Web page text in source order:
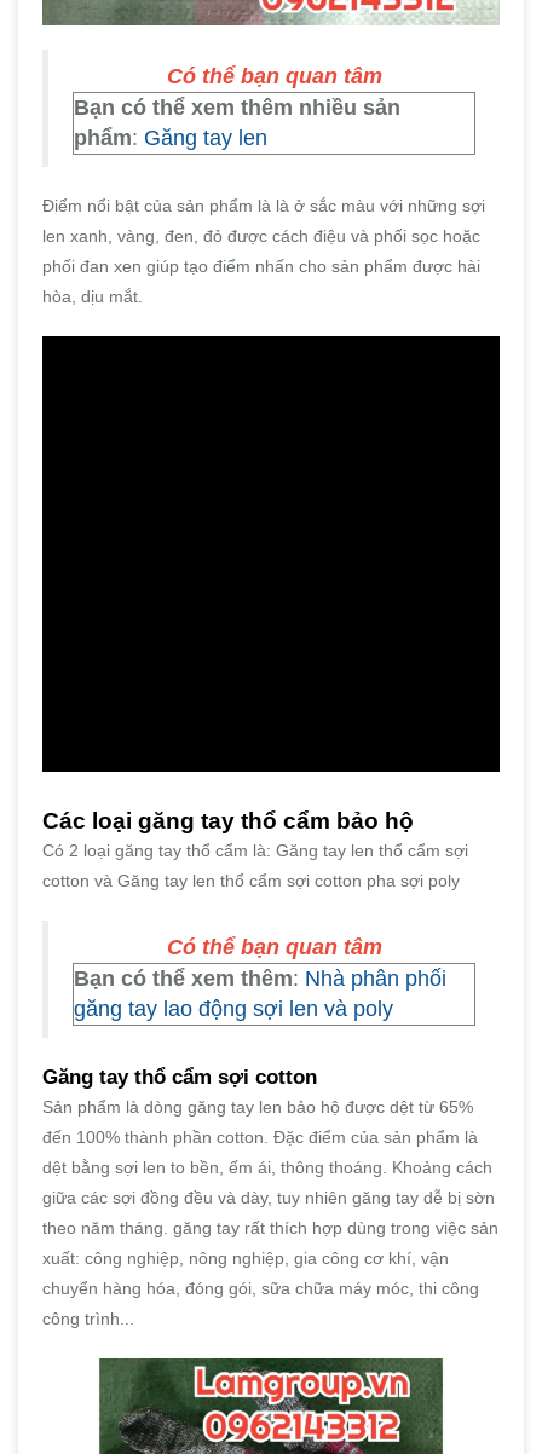
Có thể bạn quan tâm
Bạn có thể xem thêm nhiều sản
phẩm: Găng tay len
Điểm nổi bật của sản phẩm là là ở sắc màu với những sợi
len xanh, vàng, đen, đỏ được cách điệu và phối sọc hoặc
phối đan xen giúp tạo điểm nhấn cho sản phẩm được hài
hòa, dịu mắt.
Các loại găng tay thổ cẩm bảo hộ
Có 2 loại găng tay thổ cẩm là: Găng tay len thổ cẩm sợi
cotton và Găng tay len thổ cẩm sợi cotton pha sợi poly
Có thể bạn quan tâm
Bạn có thể xem thêm: Nhà phân phối
găng tay lao động sợi len và poly
Găng tay thổ cẩm sợi cotton
Sản phẩm là dòng găng tay len bảo hộ được dệt từ 65%
đến 100% thành phần cotton. Đặc điểm của sản phẩm là
dệt bằng sợi len to bền, ếm ái, thông thoáng. Khoảng cách
giữa các sợi đồng đều và dày, tuy nhiên găng tay dễ bị sờn
theo năm tháng. găng tay rất thích hợp dùng trong việc sản
xuất: công nghiệp, nông nghiệp, gia công cơ khí, vận
chuyển hàng hóa, đóng gói, sữa chữa máy móc, thi công
công trình...